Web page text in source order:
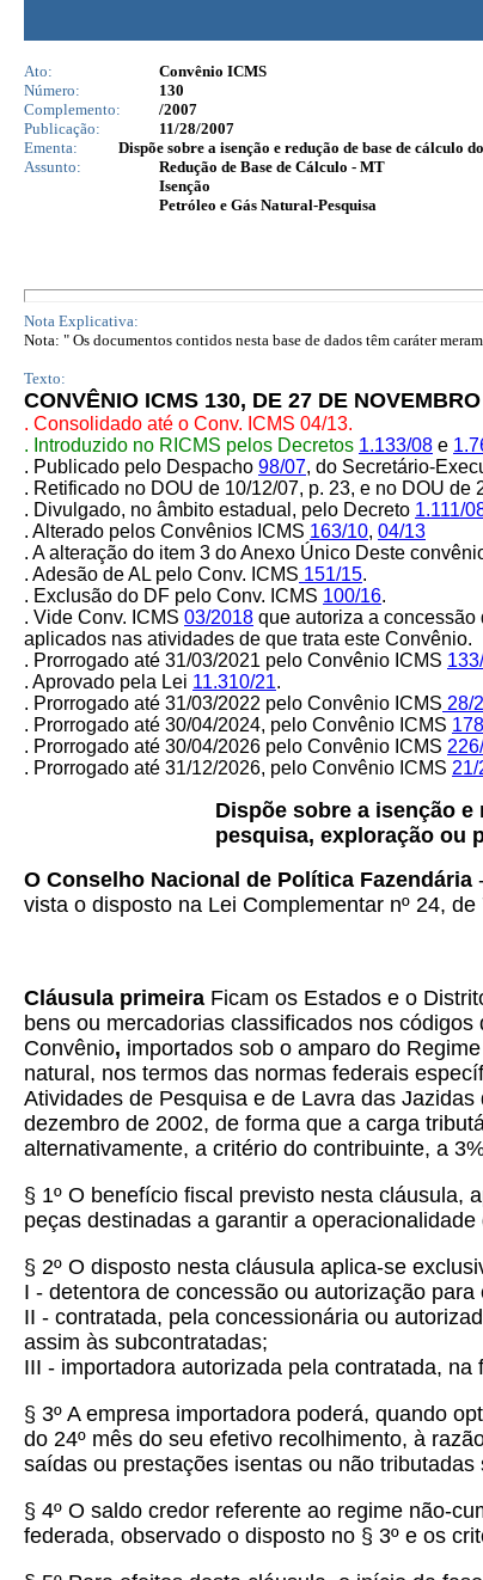
Ato:
Convênio ICMS
Número:
130
Complemento:
/2007
Publicação:
11/28/2007
Ementa:
Dispõe sobre a isenção e redução de base de cálculo
Assunto:
Redução de Base de Cálculo - MT
Isenção
Petróleo e Gás Natural-Pesquisa
Nota Explicativa:
Nota: " Os documentos contidos nesta base de dados têm caráter
Texto:
CONVÊNIO ICMS 130, DE 27 DE NOVEMBRO
. Consolidado até o Conv. ICMS 04/13.
. Introduzido no RICMS pelos Decretos 1.133/08 e
. Publicado pelo Despacho 98/07, do Secretário-
. Retificado no DOU de 10/12/07, p. 23, e no DOU de
. Divulgado, no âmbito estadual, pelo Decreto 1.111/
. Alterado pelos Convênios ICMS 163/10, 04/13
. A alteração do item 3 do Anexo Único Deste
. Adesão de AL pelo Conv. ICMS 151/15.
. Exclusão do DF pelo Conv. ICMS 100/16.
. Vide Conv. ICMS 03/2018 que autoriza a
aplicados nas atividades de que trata este Convênio.
. Prorrogado até 31/03/2021 pelo Convênio ICMS
. Aprovado pela Lei 11.310/21.
. Prorrogado até 31/03/2022 pelo Convênio ICMS 28/
. Prorrogado até 30/04/2024, pelo Convênio ICMS
. Prorrogado até 30/04/2026 pelo Convênio ICMS
. Prorrogado até 31/12/2026, pelo Convênio ICMS 21/
Dispõe sobre a isenção
pesquisa, exploração ou
O Conselho Nacional de Política Fazendária
vista o disposto na Lei Complementar nº 24,
Cláusula primeira Ficam os Estados e o
bens ou mercadorias classificados nos
Convênio, importados sob o amparo do
natural, nos termos das normas federais
Atividades de Pesquisa e de Lavra das
dezembro de 2002, de forma que a carga
alternativamente, a critério do contribuinte, a
§ 1º O benefício fiscal previsto nesta cláusula,
peças destinadas a garantir a operacionalidade
§ 2º O disposto nesta cláusula aplica-se
I - detentora de concessão ou autorização
II - contratada, pela concessionária ou
assim às subcontratadas;
III - importadora autorizada pela contratada,
§ 3º A empresa importadora poderá, quando
do 24º mês do seu efetivo recolhimento, à
saídas ou prestações isentas ou não
§ 4º O saldo credor referente ao regime não-
federada, observado o disposto no § 3º e os